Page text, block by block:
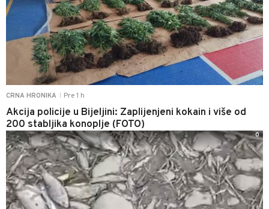
CRNA HRONIKA Pre 1 h
Akcija policije u Bijeljini: Zaplijenjeni kokain i više od
200 stabljika konoplje (FOTO)
0